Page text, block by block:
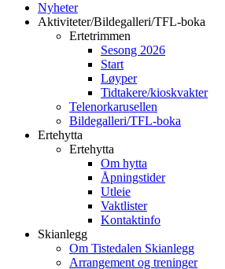
Nyheter
Aktiviteter/Bildegalleri/TFL-boka
Ertetrimmen
Sesong 2026
Start
Løyper
Tidtakere/kioskvakter
Telenorkarusellen
Bildegalleri/TFL-boka
Ertehytta
Ertehytta
Om hytta
Åpningstider
Utleie
Vaktlister
Kontaktinfo
Skianlegg
Om Tistedalen Skianlegg
Arrangement og treninger